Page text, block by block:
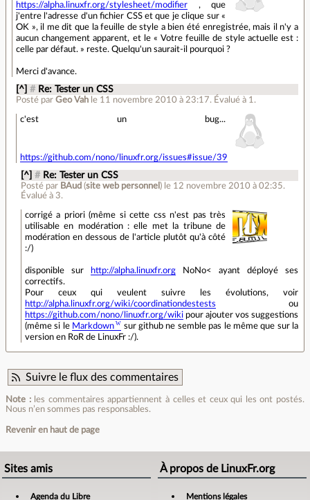
https://alpha.linuxfr.org/stylesheet/modifier , que
j'entre l'adresse d'un fichier CSS et que je clique sur «
OK », il me dit que la feuille de style a bien été enregistrée, mais il n'y a
aucun changement apparent, et le « Votre feuille de style actuelle est :
celle par défaut. » reste. Quelqu'un saurait-il pourquoi ?
Merci d'avance.
[^] # Re: Tester un CSS
Posté parGeo Vah le 11 novembre 2010 à 23:17. Évalué à 1 .
c'est un bug...
https://github.com/nono/linuxfr.org/issues#issue/39
[^] # Re: Tester un CSS
Posté par BAud (site web personnel ) le 12 novembre 2010 à 02:35.
Évalué à 3.
corrigé a priori (même si cette css n'est pas très
utilisable en modération : elle met la tribune de
modération en dessous de l'article plutôt qu'à côté
:/)
disponible sur http://alpha.linuxfr.orgNoNo< ayant déployé ses
correctifs.
Pour ceux qui veulent suivre les évolutions, voir
http://alpha.linuxfr.org/wiki/coordinationdestests ou
https://github.com/nono/linuxfr.org/wikipour ajouter vos suggestions
(même si le Markdown
sur github ne semble pas le même que sur la
version en RoR de LinuxFr :/).
Suivre le flux des commentaires
Note :les commentaires appartiennent à celles et ceux qui les ont postés.
Nous n’en sommes pas responsables.
Revenir en haut de page
Sites amis
Agenda du Libre
À propos de LinuxFr.org
Mentions légales